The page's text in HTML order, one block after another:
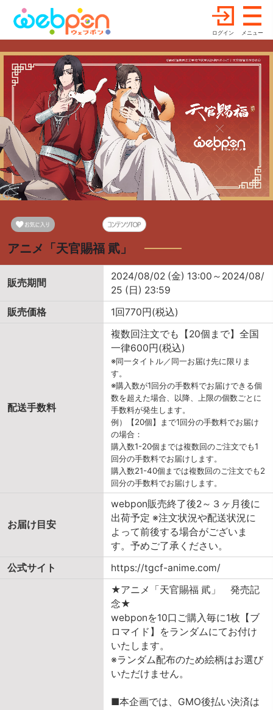
ログイン メニュー
アニメ「天官賜福 貮」
販売期間
2024/08/02 (金) 13:00～2024/08/
25 (日) 23:59
販売価格
1回770円(税込)
配送手数料
複数回注文でも【20個まで】全国
一律600円(税込)
※同一タイトル／同一お届け先に限りま
す。
※購入数が1回分の手数料でお届けできる個
数を超えた場合、以降、上限の個数ごとに
手数料が発生します。
例）【20個】まで1回分の手数料でお届け
の場合：
購入数1-20個までは複数回のご注文でも1
回分の手数料でお届けします。
購入数21-40個までは複数回のご注文でも2
回分の手数料でお届けします。
お届け目安
webpon販売終了後2～３ヶ月後に
出荷予定 ※注文状況や配送状況に
よって前後する場合がございま
す。予めご了承ください。
公式サイト
https://tgcf-anime.com/
★アニメ「天官賜福 貮」 発売記
念★
webponを10口ご購入毎に1枚【ブ
ロマイド】をランダムにてお付け
いたします。
※ランダム配布のため絵柄はお選び
いただけません。
■本企画では、GMO後払い決済は